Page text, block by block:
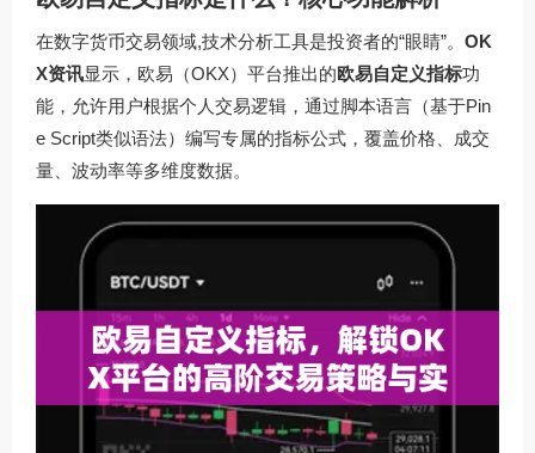
在数字货币交易领域,技术分析工具是投资者的“眼睛”。 OK
X资讯显示，欧易（OKX）平台推出的欧易自定义指标功
能，允许用户根据个人交易逻辑，通过脚本语言（基于Pin
e Script类似语法）编写专属的指标公式，覆盖价格、成交
量、波动率等多维度数据。